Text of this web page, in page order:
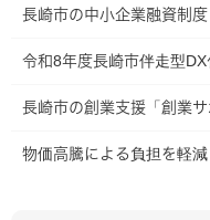
長崎市の中小企業融資制度
令和8年度長崎市伴走型
長崎市の創業支援「創業サ
物価高騰による負担を軽